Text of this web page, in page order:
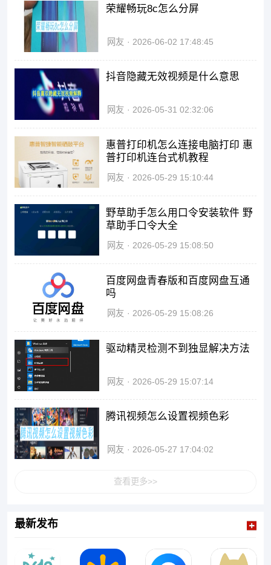
荣耀畅玩8c怎么分屏
网友 2026-06-02 17:48:45
抖音隐藏无效视频是什么意思
网友 2026-05-31 02:32:06
惠普打印机怎么连接电脑打印 惠
普打印机连台式机教程
网友 2026-05-29 15:10:44
野草助手怎么用口令安装软件 野
草助手口令大全
网友 2026-05-29 15:08:50
百度网盘青春版和百度网盘互通
吗
网友 2026-05-29 15:08:26
驱动精灵检测不到独显解决方法
网友 2026-05-29 15:07:14
腾讯视频怎么设置视频色彩
网友 2026-05-27 17:04:02
查看更多>>
最新发布